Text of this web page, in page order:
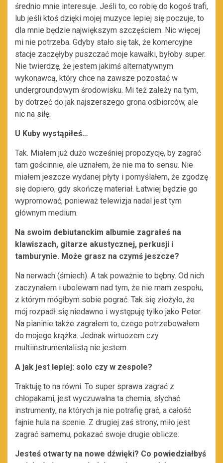
średnio mnie interesuje. Jeśli to, co robię do kogoś trafi,
lub jeśli ktoś dzięki mojej muzyce lepiej się poczuje, to
dla mnie będzie największym szczęściem. Nic więcej
mi nie potrzeba. Gdyby stało się tak, że komercyjne
stacje zaczęłyby puszczać moje kawałki, byłoby super.
Nie twierdzę, że jestem jakimś alternatywnym
wykonawcą, który chce na zawsze pozostać w
undergroundowym środowisku. Mi też zależy na tym,
by dotrzeć do jak najszerszego grona odbiorców, ale
nic na siłę.
U Kuby wystąpiłeś…
Tak. Miałem już dużo wcześniej propozycję, by zagrać
tam gościnnie, ale uznałem, że nie ma to sensu. Nie
miałem jeszcze wydanej płyty i pomyślałem, że zgodzę
się dopiero, gdy skończę materiał. Łatwiej będzie go
wypromować, ponieważ telewizja nadal jest tym
głównym medium.
Na swoim debiutanckim albumie zagrałeś na
klawiszach, gitarze akustycznej, perkusji i
tamburynie. Może grasz na czymś jeszcze?
Na nerwach (śmiech). A tak poważnie to bębny. Od nich
zaczynałem i ubolewam nad tym, że nie mam zespołu,
z którym mógłbym sobie pograć. Tak się złożyło, że
mój rozpadł się niedawno i występuję tylko jako Peter.
Na pianinie także zagrałem to, czego potrzebowałem
do mojego krążka. Jednak wirtuozem czy
multiinstrumentalistą nie jestem.
A jak jest lepiej: solo czy w zespole?
Traktuję to na równi. To super sprawa zagrać z
chłopakami, jest wyczuwalna ta chemia, słychać
instrumenty, na których ja nie potrafię grać, a całość
fajnie hula na scenie. Z drugiej zaś strony, miło jest
zagrać samemu, pokazać swoje drugie oblicze.
Jesteś otwarty na nowe dźwięki? Co powiedziałbyś